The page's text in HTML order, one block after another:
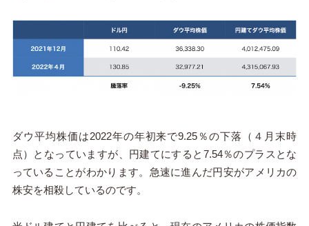
ダウ平均株価は2022年の年初来で9.25％の下落（４月末時
点）となっていますが、円建てにすると7.54％のプラスとな
っていることがわかります。急速に進んだ円安がアメリカの
株安を相殺しているのです。